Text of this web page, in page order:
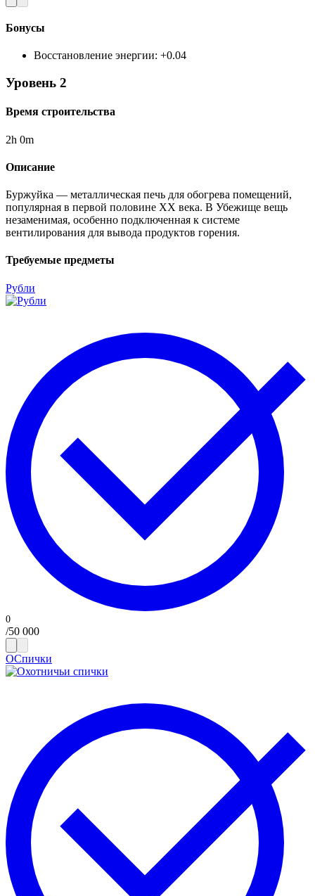
Бонусы
Восстановление энергии: +0.04
Уровень 2
Время строительства
2h 0m
Описание
Буржуйка — металлическая печь для обогрева помещений,
популярная в первой половине XX века. В Убежище вещь
незаменимая, особенно подключенная к системе
вентилирования для вывода продуктов горения.
Требуемые предметы
Рубли
/50 000
ОСпички